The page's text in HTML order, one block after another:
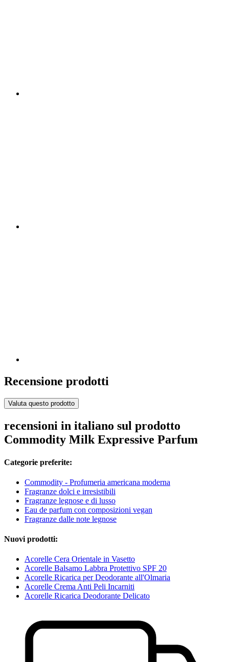
Recensione prodotti
Valuta questo prodotto
recensioni in italiano sul prodotto
Commodity Milk Expressive Parfum
Categorie preferite:
Commodity - Profumeria americana moderna
Fragranze dolci e irresistibili
Fragranze legnose e di lusso
Eau de parfum con composizioni vegan
Fragranze dalle note legnose
Nuovi prodotti:
Acorelle Cera Orientale in Vasetto
Acorelle Balsamo Labbra Protettivo SPF 20
Acorelle Ricarica per Deodorante all'Olmaria
Acorelle Crema Anti Peli Incarniti
Acorelle Ricarica Deodorante Delicato